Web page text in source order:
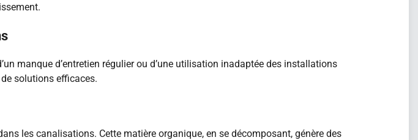
manque d’entretien régulier ou d’une utilisation inadaptée des installations
solutions efficaces.
les canalisations. Cette matière organique, en se décomposant, génère des